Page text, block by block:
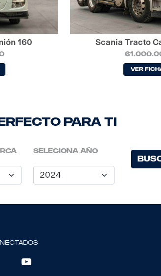
160 Scania Tracto
Ver
para ti
seleciona año